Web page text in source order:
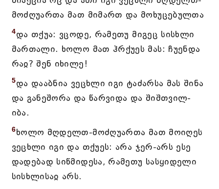
მოძღუართა მათ მიმართ და მოხუცებულთა
4და თქუა: ვცოდე, რამეთუ მიგეც სისხლი
მართალი. ხოლო მათ ჰრქუეს მას: ჩუენდა
რაჲ? შენ იხილე!
5და დააბნია ვეცხლი იგი ტაძარსა მას შინა
და განეშორა და წარვიდა და შიშთვილ-
იბა.
6ხოლო მღდელთ-მოძღუართა მათ მოიღეს
ვეცხლი იგი და თქუეს: არა ჯერ-არს ესე
დადებად სიწმიდესა, რამეთუ სასყიდელი
სისხლისაჲ არს.